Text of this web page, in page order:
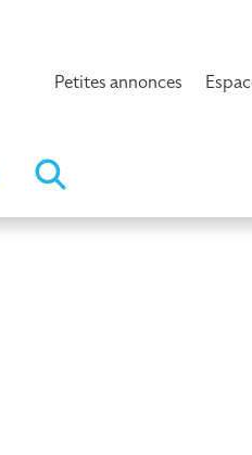
Petites annonces